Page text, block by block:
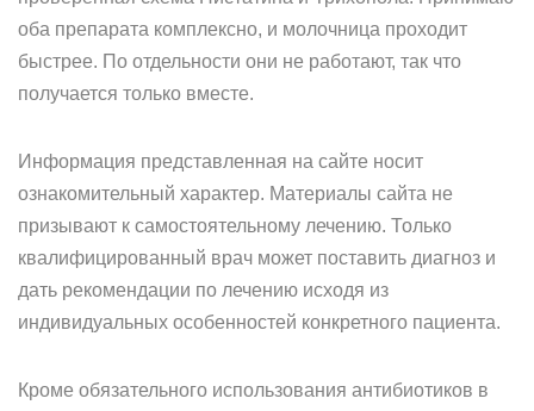
оба препарата комплексно, и молочница проходит
быстрее. По отдельности они не работают, так что
получается только вместе.
Информация представленная на сайте носит
ознакомительный характер. Материалы сайта не
призывают к самостоятельному лечению. Только
квалифицированный врач может поставить диагноз и
дать рекомендации по лечению исходя из
индивидуальных особенностей конкретного пациента.
Кроме обязательного использования антибиотиков в